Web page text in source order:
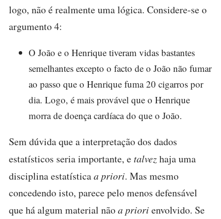
logo, não é realmente uma lógica. Considere-se o
argumento 4:
O João e o Henrique tiveram vidas bastantes
semelhantes excepto o facto de o João não fumar
ao passo que o Henrique fuma 20 cigarros por
dia. Logo, é mais provável que o Henrique
morra de doença cardíaca do que o João.
Sem dúvida que a interpretação dos dados
estatísticos seria importante, etalvezhaja uma
disciplina estatísticaa priori. Mas mesmo
concedendo isto, parece pelo menos defensável
que há algum material nãoa priorienvolvido. Se